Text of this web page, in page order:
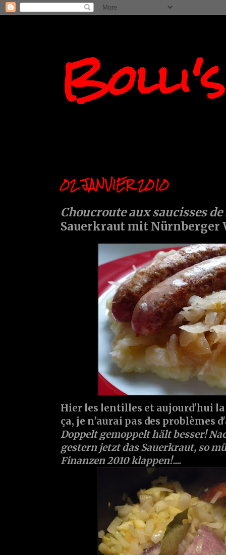
02 JANVIER 2010
Choucroute aux saucisses
Sauerkraut mit Nürnberger
Hier les lentilles et aujourd'hui
ça, je n'aurai pas des problèmes
Doppelt gemoppelt hält besser!
gestern jetzt das Sauerkraut, so
Finanzen 2010 klappen!....